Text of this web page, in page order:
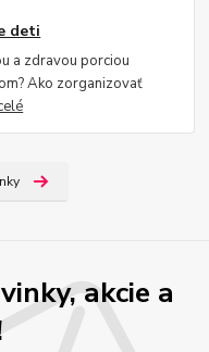
deti
a zdravou porciou
Ako zorganizovať
akcie a